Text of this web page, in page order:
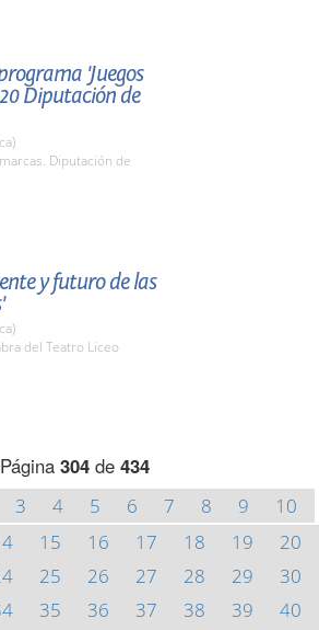
'Juegos
Diputación de
Diputación de
y futuro de las
del Teatro Liceo
Página 304de 434
3 4 5 6 7 8 9
10
15 16 17 18 19
20
25 26 27 28 29
30
35 36 37 38 39
40